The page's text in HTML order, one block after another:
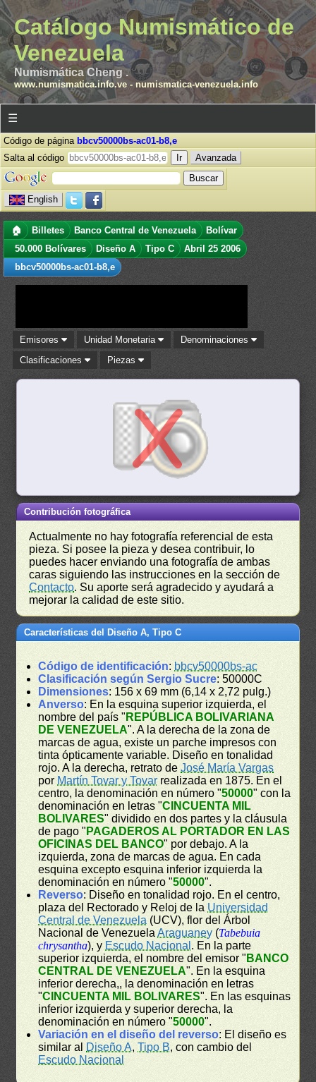
Catálogo Numismático de
Venezuela
Numismática Cheng .
www.numismatica.info.ve- numismatica-venezuela.info
☰
Código de página bbcv50000bs-ac01-b8,e
Salta al código
Avanzada
English
🏠 Billetes Banco Central de Venezuela
Bolívar
50.000 Bolívares
Diseño A Tipo C
Abril 25 2006
bbcv50000bs-ac01-b8,e
Emisores Unidad Monetaria
Denominaciones
Clasificaciones
Piezas
Contribución fotográfica
Actualmente no hay fotografía referencial de esta
pieza. Si posee la pieza y desea contribuir, lo
puedes hacer enviando una fotografía de ambas
caras siguiendo las instrucciones en la sección de
Contacto. Su aporte será agradecido y ayudará a
mejorar la calidad de este sitio.
Características del Diseño A, Tipo C
Código de identificación: bbcv50000bs-ac
Clasificación según Sergio Sucre: 50000C
Dimensiones: 156 x 69 mm (6,14 x 2,72 pulg.)
Anverso: En la esquina superior izquierda, el
nombre del país " REPÚBLICA BOLIVARIANA
DE VENEZUELA". A la derecha de la zona de
marcas de agua, existe un parche impresos con
tinta ópticamente variable. Diseño en tonalidad
rojo. A la derecha, retrato deJosé María Vargas
por Martín Tovar y Tovarrealizada en 1875. En el
centro, la denominación en número "50000" con la
denominación en letras "CINCUENTA MIL
BOLIVARES" dividido en dos partes y la cláusula
de pago " PAGADEROS AL PORTADOR EN LAS
OFICINAS DEL BANCO" por debajo. A la
izquierda, zona de marcas de agua. En cada
esquina excepto esquina inferior izquierda la
denominación en número "50000".
Reverso: Diseño en tonalidad rojo. En el centro,
plaza del Rectorado y Reloj de la Universidad
Central de Venezuela (UCV), flor del Árbol
Nacional de VenezuelaAraguaney (Tabebuia
chrysantha), y Escudo Nacional . En la parte
superior izquierda, el nombre del emisor " BANCO
CENTRAL DE VENEZUELA". En la esquina
inferior derecha,, la denominación en letras
"CINCUENTA MIL BOLIVARES". En las esquinas
inferior izquierda y superior derecha, la
denominación en número "50000".
Variación en el diseño del reverso: El diseño es
similar al Diseño A,Tipo B, con cambio del
Escudo Nacional